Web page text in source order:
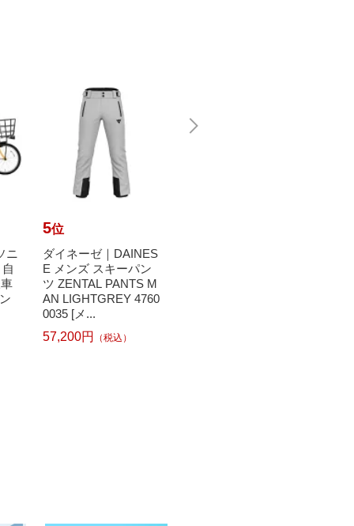
ニ
5位
ダイネーゼ｜DAINES
E メンズ スキーパン
ツ ZENTAL PANTS M
AN LIGHTGREY 4760
0035 [メ...
57,200円
（税込）